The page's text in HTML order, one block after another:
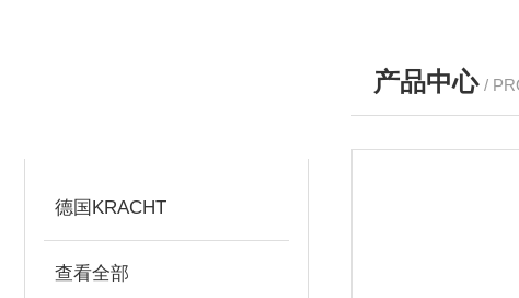
德国KRACHT
查看全部
产品中心 /